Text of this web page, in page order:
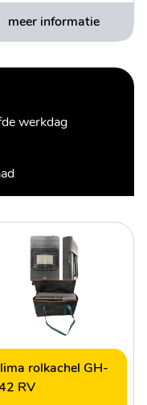
meer informatie
werkdag
rolkachel GH-
RV